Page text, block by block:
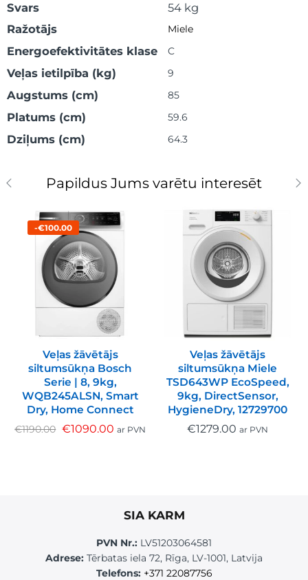
Svars
54 kg
Ražotājs
Miele
Energoefektivitātes klase C
Veļas ietilpība (kg) 9
Augstums (cm) 85
Platums (cm) 59.6
Dziļums (cm) 64.3
Papildus Jums varētu interesēt
-€100.00
Veļas žāvētājs
siltumsūkņa Bosch
Serie | 8, 9kg,
WQB245ALSN, Smart
Dry, Home Connect
€1190.00 €1090.00 ar PVN
Veļas žāvētājs
siltumsūkņa Miele
TSD643WP EcoSpeed,
9kg, DirectSensor,
HygieneDry, 12729700
€1279.00 ar PVN
SIA KARM
PVN Nr.: LV51203064581
Adrese: Tērbatas iela 72, Rīga, LV-1001, Latvija
Telefons: +371 22087756